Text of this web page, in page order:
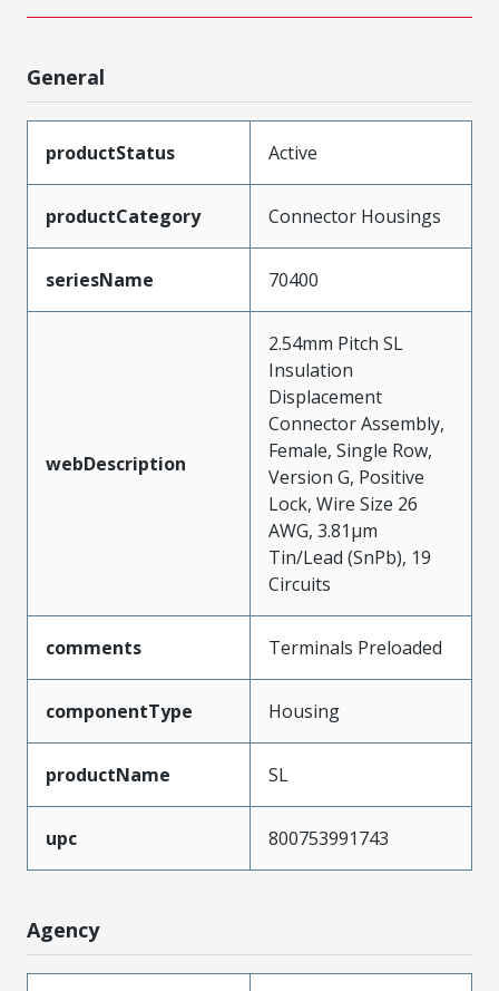
General
productStatus Active
productCategory Connector Housings
seriesName 70400
webDescription
2.54mm Pitch SL
Insulation
Displacement
Connector Assembly,
Female, Single Row,
Version G, Positive
Lock, Wire Size 26
AWG, 3.81µm
Tin/Lead (SnPb), 19
Circuits
comments Terminals Preloaded
componentType Housing
productName SL
upc 800753991743
Agency